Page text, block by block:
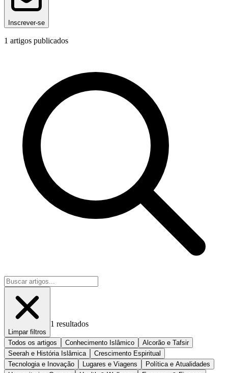
Inscrever-se
1 artigos publicados
Limpar filtros
1 resultados
Todos os artigos Conhecimento Islâmico
Alcorão e Tafsir
Seerah e História Islâmica
Crescimento Espiritual
Tecnologia e Inovação
Lugares e Viagens
Política e Atualidades